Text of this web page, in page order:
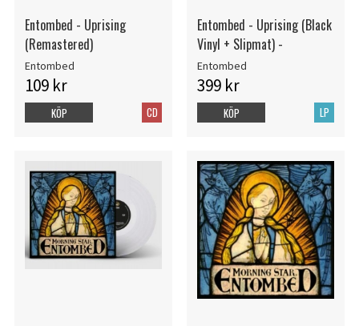
Entombed - Uprising
(Remastered)
Entombed
109 kr
CD
KÖP
Entombed - Uprising (Black
Vinyl + Slipmat) -
Entombed
399 kr
LP
KÖP